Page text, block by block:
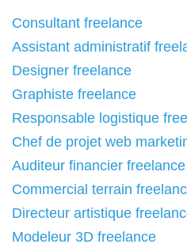
Consultant freelance
Assistant administratif
Designer freelance
Graphiste freelance
Responsable logistique
Chef de projet web
Auditeur financier freelance
Commercial terrain
Directeur artistique
Modeleur 3D freelance